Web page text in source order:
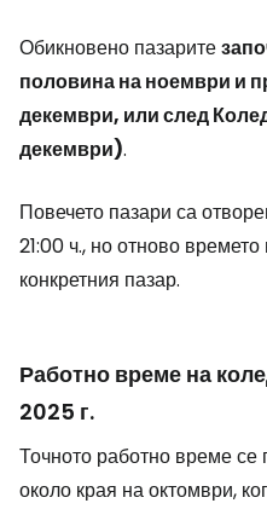
Обикновено пазарите
половина на ноември и
декември, или след
декември).
Повечето пазари са
21:00 ч., но отново
конкретния пазар.
Работно време на
2025 г.
Точното работно време се
около края на октомври,